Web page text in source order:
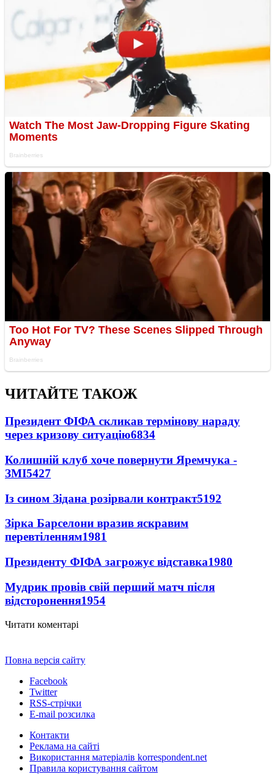
ЧИТАЙТЕ ТАКОЖ
Президент ФІФА скликав термінову нараду
через кризову ситуацію6834
Колишній клуб хоче повернути Яремчука -
ЗМІ5427
Із сином Зідана розірвали контракт5192
Зірка Барселони вразив яскравим
перевтіленням1981
Президенту ФІФА загрожує відставка1980
Мудрик провів свій перший матч після
відсторонення1954
Читати коментарі
Повна версія сайту
Facebook
Twitter
RSS-стрічки
E-mail розсилка
Контакти
Реклама на сайті
Використання матеріалів korrespondent.net
Правила користування сайтом